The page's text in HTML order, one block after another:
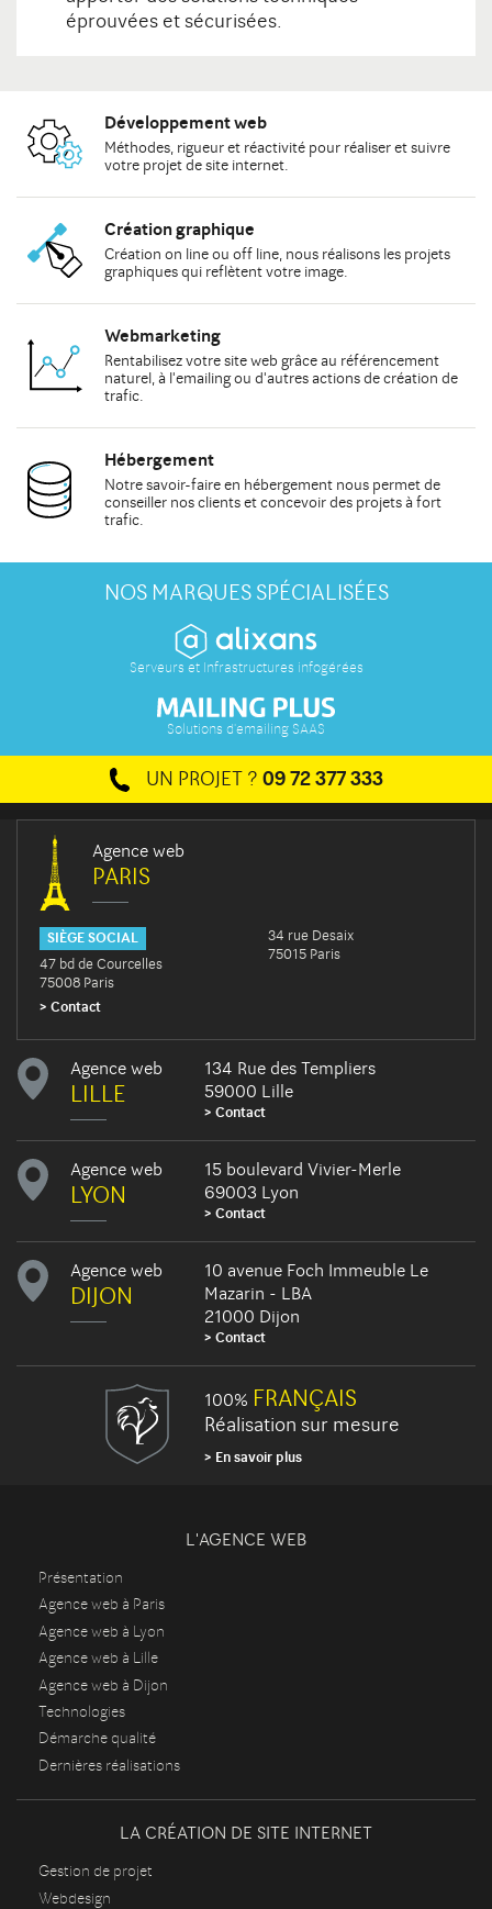
éprouvées et sécurisées.
Développement web
Méthodes, rigueur et réactivité pour réaliser et suivre
votre projet de site internet.
Création graphique
Création on lineou off line, nous réalisons les projets
graphiquesqui reflètent votre image.
Webmarketing
Rentabilisez votre site web grâce au référencement
naturel, à l'emailingou d'autres actions decréation de
trafic.
Hébergement
Notre savoir-faire en hébergement nous permet de
conseiller nos clients et concevoir des projets à fort
trafic.
NOS MARQUES SPÉCIALISÉES
Serveurs et Infrastructures infogérées
Solutions d'emailing SAAS
UN PROJET ? 09 72 377 333
Agence web
PARIS
SIÈGE SOCIAL
47 bd de Courcelles
75008 Paris
34 rue Desaix
75015 Paris
Contact
Agence web
LILLE
134 Rue des Templiers
59000 Lille
Contact
Agence web
LYON
15 boulevard Vivier-Merle
69003 Lyon
Contact
Agence web
DIJON
10 avenue Foch Immeuble Le
Mazarin - LBA
21000 Dijon
Contact
100% FRANÇAIS
Réalisation sur mesure
En savoir plus
L'AGENCE WEB
Présentation
Agence web à Paris
Agence web à Lyon
Agence web à Lille
Agence web à Dijon
Technologies
Démarche qualité
Dernières réalisations
LA CRÉATION DE SITE INTERNET
Gestion de projet
Webdesign